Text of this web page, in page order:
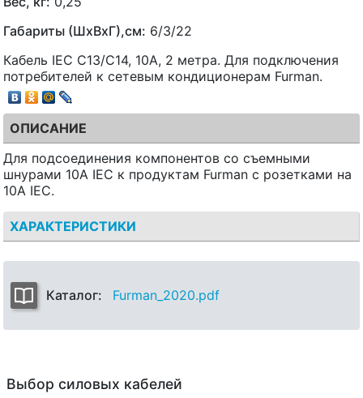
Габариты (ШхВхГ),см: 6/3/22
Кабель IEC С13/С14, 10А, 2 метра. Для подключения
потребителей к сетевым кондиционерам Furman.
ОПИСАНИЕ
Для подсоединения компонентов со съемными
шнурами 10A IEC к продуктам Furman с розетками на
10A IEC.
ХАРАКТЕРИСТИКИ
Каталог: Furman_2020.pdf
Выбор силовых кабелей